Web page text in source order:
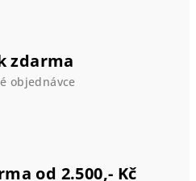
p
i
zdarma
objednávce
od 2.500,- Kč